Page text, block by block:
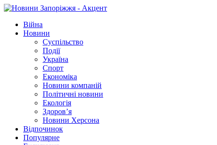
Війна
Новини
Суспільство
Події
Україна
Спорт
Економіка
Новини компаній
Політичні новини
Екологія
Здоров’я
Новини Херсона
Відпочинок
Популярне